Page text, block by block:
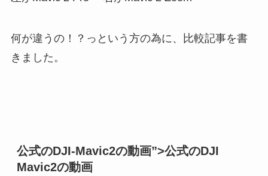
何が違うの！？っという方の為に、比較記事を書
きました。
公式のDJI-Mavic2の動画”>公式のDJI
Mavic2の動画